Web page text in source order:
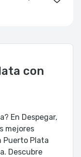
con
En Despegar,
mejores
Puerto Plata
Descubre